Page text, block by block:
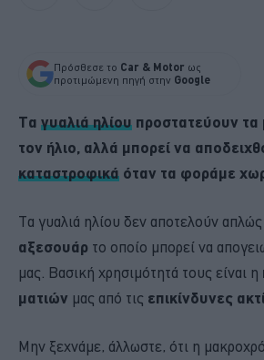
Πρόσθεσε το Car & Motor ως
προτιμώμενη πηγή στην Google
Τα γυαλιά ηλίου προστατεύουν τα
τον ήλιο, αλλά μπορεί να
καταστροφικά όταν τα φοράμε
Τα γυαλιά ηλίου δεν αποτελούν
αξεσουάρ το οποίο μπορεί να
μας. Βασική χρησιμότητά τους είναι η
ματιών μας από τις επικίνδυνες
Μην ξεχνάμε, άλλωστε, ότι η